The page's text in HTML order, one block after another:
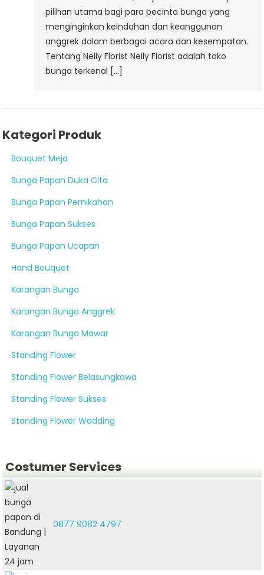
pilihan utama bagi para pecinta bunga yang
menginginkan keindahan dan keanggunan
anggrek dalam berbagai acara dan kesempatan.
Tentang Nelly Florist Nelly Florist adalah toko
bunga terkenal […]
Kategori Produk
Bouquet Meja
Bunga Papan Duka Cita
Bunga Papan Pernikahan
Bunga Papan Sukses
Bunga Papan Ucapan
Hand Bouquet
Karangan Bunga
Karangan Bunga Anggrek
Karangan Bunga Mawar
Standing Flower
Standing Flower Belasungkawa
Standing Flower Sukses
Standing Flower Wedding
Costumer Services
0877 9082 4797